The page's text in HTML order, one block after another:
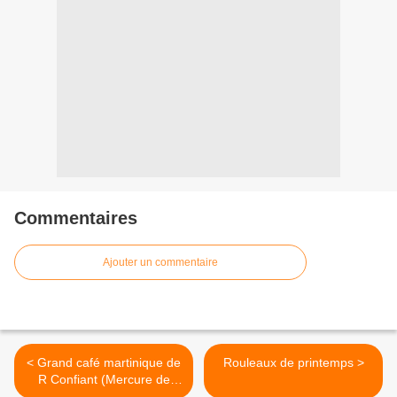
Commentaires
Ajouter un commentaire
< Grand café martinique de
R Confiant (Mercure de
Rouleaux de printemps >